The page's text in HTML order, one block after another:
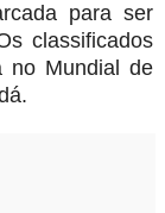
para ser
classificados
no Mundial de